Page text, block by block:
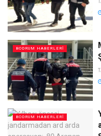
BODRUM HABERLERI
BODRUM HABERLERI